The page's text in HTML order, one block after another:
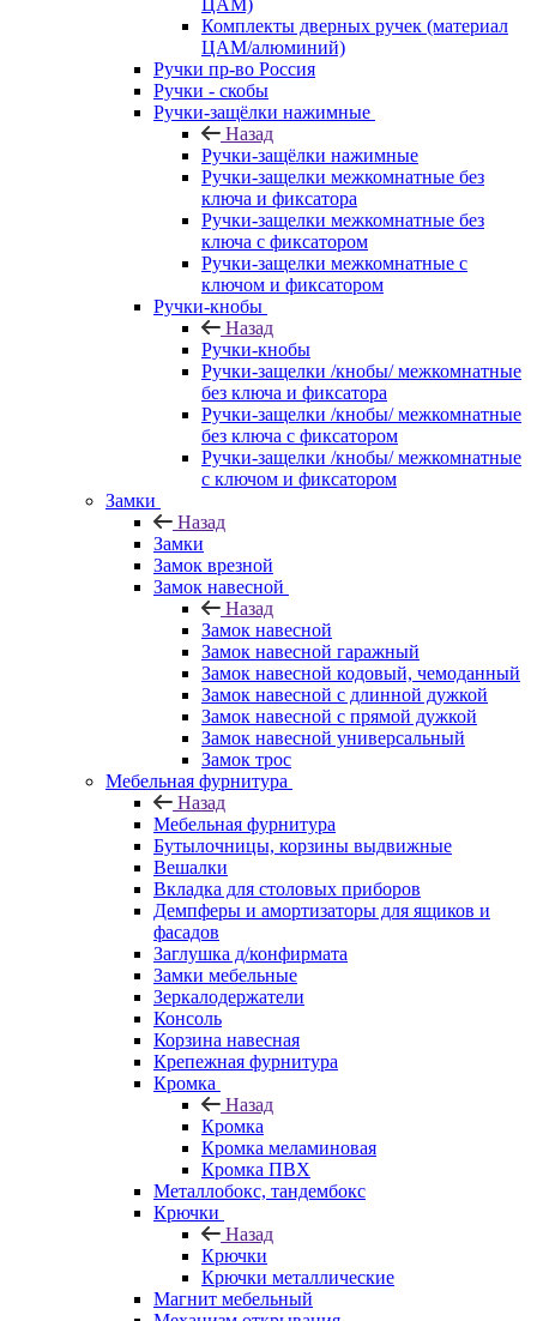
ЦАМ)
Комплекты дверных ручек (материал
ЦАМ/алюминий)
Ручки пр-во Россия
Ручки - скобы
Ручки-защёлки нажимные
Назад
Ручки-защёлки нажимные
Ручки-защелки межкомнатные без
ключа и фиксатора
Ручки-защелки межкомнатные без
ключа с фиксатором
Ручки-защелки межкомнатные с
ключом и фиксатором
Ручки-кнобы
Назад
Ручки-кнобы
Ручки-защелки /кнобы/ межкомнатные
без ключа и фиксатора
Ручки-защелки /кнобы/ межкомнатные
без ключа с фиксатором
Ручки-защелки /кнобы/ межкомнатные
с ключом и фиксатором
Замки
Назад
Замки
Замок врезной
Замок навесной
Назад
Замок навесной
Замок навесной гаражный
Замок навесной кодовый, чемоданный
Замок навесной с длинной дужкой
Замок навесной с прямой дужкой
Замок навесной универсальный
Замок трос
Мебельная фурнитура
Назад
Мебельная фурнитура
Бутылочницы, корзины выдвижные
Вешалки
Вкладка для столовых приборов
Демпферы и амортизаторы для ящиков и
фасадов
Заглушка д/конфирмата
Замки мебельные
Зеркалодержатели
Консоль
Корзина навесная
Крепежная фурнитура
Кромка
Назад
Кромка
Кромка меламиновая
Кромка ПВХ
Металлобокс, тандембокс
Крючки
Назад
Крючки
Крючки металлические
Магнит мебельный